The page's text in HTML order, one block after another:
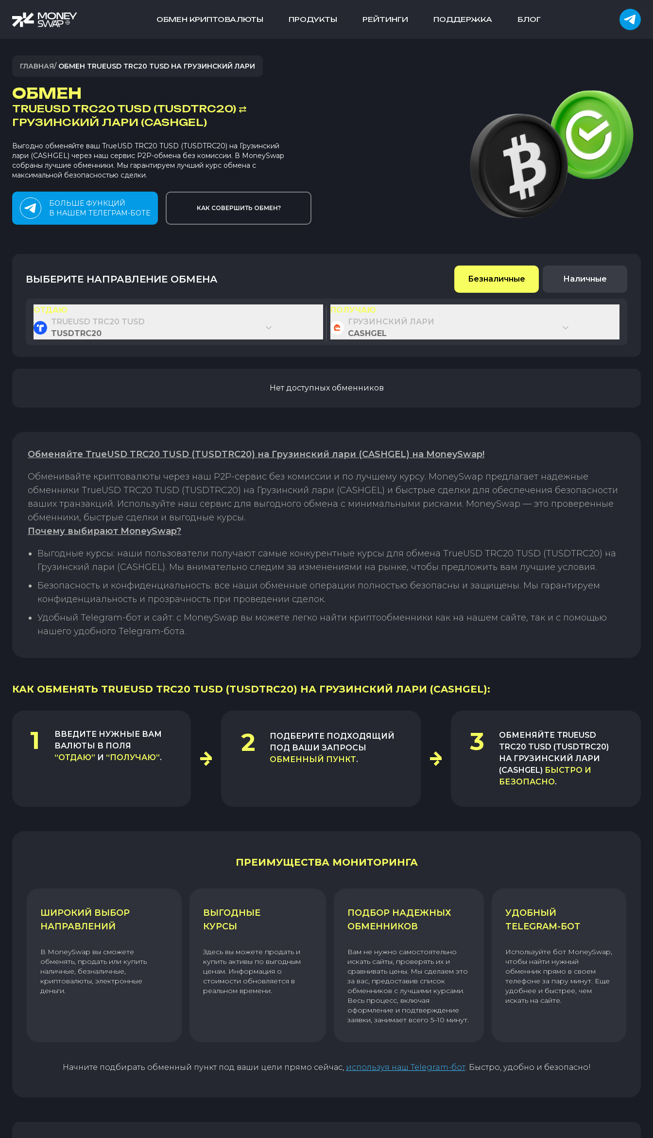
ОБМЕН КРИПТОВАЛЮТЫ ПРОДУКТЫ РЕЙТИНГИ ПОДДЕРЖКА БЛОГ
ГЛАВНАЯ/ ОБМЕН TRUEUSD TRC20 TUSD НА ГРУЗИНСКИЙ ЛАРИ
ОБМЕН
TRUEUSD TRC20 TUSD (TUSDTRC20) ⇄
ГРУЗИНСКИЙ ЛАРИ (CASHGEL)
Выгодно обменяйте ваш TrueUSD TRC20 TUSD (TUSDTRC20) на Грузинский
лари (CASHGEL) через наш сервис P2P-обмена без комиссии. В MoneySwap
собраны лучшие обменники. Мы гарантируем лучший курс обмена с
максимальной безопасностью сделки.
БОЛЬШЕ ФУНКЦИЙ
В НАШЕМ ТЕЛЕГРАМ-БОТЕ
КАК СОВЕРШИТЬ ОБМЕН?
ВЫБЕРИТЕ НАПРАВЛЕНИЕ ОБМЕНА Безналичные Наличные
ОТДАЮ
TRUEUSD TRC20 TUSD
TUSDTRC20
ПОЛУЧАЮ
ГРУЗИНСКИЙ ЛАРИ
CASHGEL
Нет доступных обменников
Обменяйте TrueUSD TRC20 TUSD (TUSDTRC20) на Грузинский лари (CASHGEL) на MoneySwap!
Обменивайте криптовалюты через наш P2P-сервис без комиссии и по лучшему курсу. MoneySwap предлагает надежные
обменники TrueUSD TRC20 TUSD (TUSDTRC20) на Грузинский лари (CASHGEL) и быстрые сделки для обеспечения безопасности
ваших транзакций. Используйте наш сервис для выгодного обмена с минимальными рисками. MoneySwap — это проверенные
обменники, быстрые сделки и выгодные курсы.
Почему выбирают MoneySwap?
Выгодные курсы: наши пользователи получают самые конкурентные курсы для обмена TrueUSD TRC20 TUSD (TUSDTRC20) на
Грузинский лари (CASHGEL). Мы внимательно следим за изменениями на рынке, чтобы предложить вам лучшие условия.
Безопасность и конфиденциальность: все наши обменные операции полностью безопасны и защищены. Мы гарантируем
конфиденциальность и прозрачность при проведении сделок.
Удобный Telegram-бот и сайт: с MoneySwap вы можете легко найти криптообменники как на нашем сайте, так и с помощью
нашего удобного Telegram-бота.
КАК ОБМЕНЯТЬ TRUEUSD TRC20 TUSD (TUSDTRC20) НА ГРУЗИНСКИЙ ЛАРИ (CASHGEL):
1
ВВЕДИТЕ НУЖНЫЕ ВАМ
ВАЛЮТЫ В ПОЛЯ
“ОТДАЮ” И “ПОЛУЧАЮ”.
2
ПОДБЕРИТЕ ПОДХОДЯЩИЙ
ПОД ВАШИ ЗАПРОСЫ
ОБМЕННЫЙ ПУНКТ.
3 ОБМЕНЯЙТЕ TRUEUSD
TRC20 TUSD (TUSDTRC20)
НА ГРУЗИНСКИЙ ЛАРИ
(CASHGEL) БЫСТРО И
БЕЗОПАСНО.
ПРЕИМУЩЕСТВА МОНИТОРИНГА
ШИРОКИЙ ВЫБОР
НАПРАВЛЕНИЙ
В MoneySwap вы сможете
обменять, продать или купить
наличные, безналичные,
криптовалюты, электронные
деньги.
ВЫГОДНЫЕ
КУРСЫ
Здесь вы можете продать и
купить активы по выгодным
ценам. Информация о
стоимости обновляется в
реальном времени.
ПОДБОР НАДЕЖНЫХ
ОБМЕННИКОВ
Вам не нужно самостоятельно
искать сайты, проверять их и
сравнивать цены. Мы сделаем это
за вас, предоставив список
обменников с лучшими курсами.
Весь процесс, включая
оформление и подтверждение
заявки, занимает всего 5–10 минут.
УДОБНЫЙ
TELEGRAM-БОТ
Используйте бот MoneySwap,
чтобы найти нужный
обменник прямо в своем
телефоне за пару минут. Еще
удобнее и быстрее, чем
искать на сайте.
Начните подбирать обменный пункт под ваши цели прямо сейчас, используя наш Telegram-бот. Быстро, удобно и безопасно!